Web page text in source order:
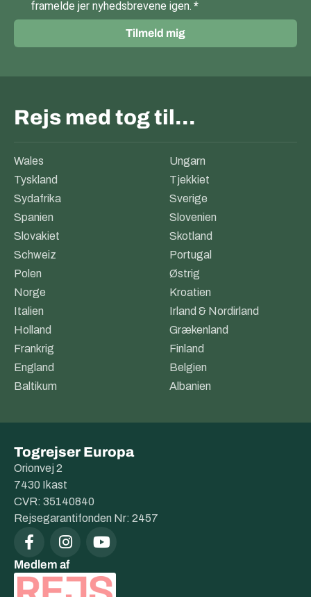
framelde jer nyhedsbrevene igen.
Tilmeld mig
Rejs med tog til…
Wales
Ungarn
Tyskland
Tjekkiet
Sydafrika
Sverige
Spanien
Slovenien
Slovakiet
Skotland
Schweiz
Portugal
Polen
Østrig
Norge
Kroatien
Italien
Irland & Nordirland
Holland
Grækenland
Frankrig
Finland
England
Belgien
Baltikum
Albanien
Togrejser Europa
Orionvej 2
7430 Ikast
CVR: 35140840
Rejsegarantifonden Nr: 2457
Medlem af